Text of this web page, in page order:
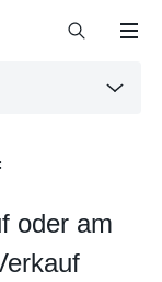
oder am